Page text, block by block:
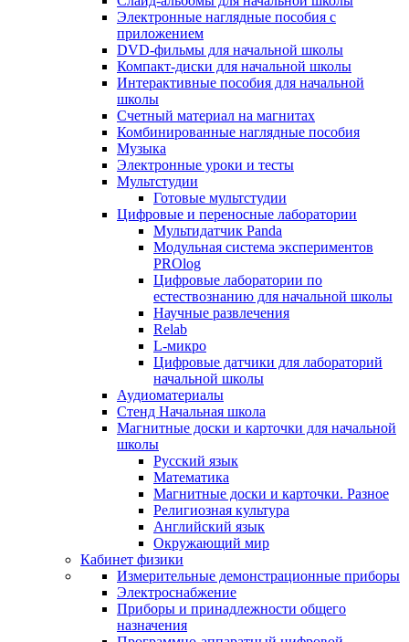
Электронные наглядные пособия с
приложением
DVD-фильмы для начальной школы
Компакт-диски для начальной школы
Интерактивные пособия для начальной
школы
Счетный материал на магнитах
Комбинированные наглядные пособия
Музыка
Электронные уроки и тесты
Мультстудии
Готовые мультстудии
Цифровые и переносные лаборатории
Мультидатчик Panda
Модульная система экспериментов
PROlog
Цифровые лаборатории по
естествознанию для начальной школы
Научные развлечения
Relab
L-микро
Цифровые датчики для лабораторий
начальной школы
Аудиоматериалы
Стенд Начальная школа
Магнитные доски и карточки для начальной
школы
Русский язык
Математика
Магнитные доски и карточки. Разное
Религиозная культура
Английский язык
Окружающий мир
Кабинет физики
Измерительные демонстрационные приборы
Электроснабжение
Приборы и принадлежности общего
назначения